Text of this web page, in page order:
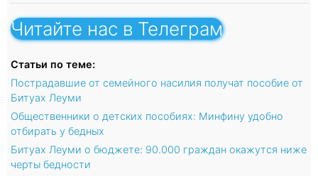
Читайте нас в Телеграм
Статьи по теме:
Пострадавшие от семейного насилия получат пособие от
Битуах Леуми
Общественники о детских пособиях: Минфину удобно
отбирать у бедных
Битуах Леуми о бюджете: 90.000 граждан окажутся ниже
черты бедности